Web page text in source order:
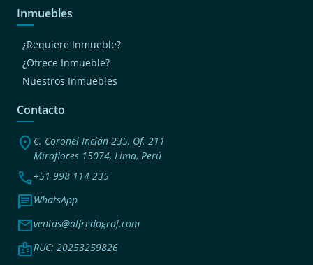
Inmuebles
¿Requiere Inmueble?
¿Ofrece Inmueble?
Nuestros Inmuebles
Contacto
location_on C. Coronel Inclán 235, Of. 211
Miraflores 15074, Lima, Perú
phone+51 998 114 235
chatWhatsApp
mailventas@alfredograf.com
badgeRUC: 20253259826